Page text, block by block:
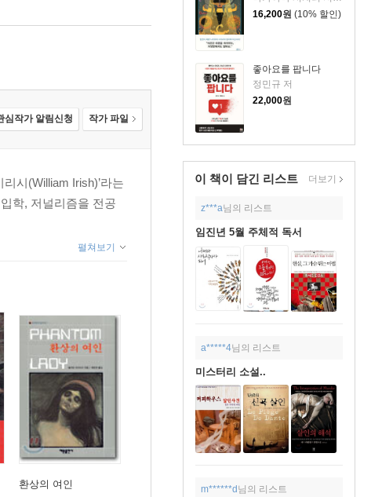
16,200원 (10% 할인)
좋아요를 팝니다
정민규 저
22,000원
이 책이 담긴 리스트 더보기
z***a님의 리스트
임진년 5월 주체적 독서
a*****4님의 리스트
미스터리 소설..
m******d님의 리스트
심작가 알림신청 작가 파일
시(William Irish)’라는
학, 저널리즘을 전공
펼쳐보기
환상의 여인